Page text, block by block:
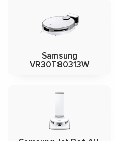
Samsung
VR30T80313W